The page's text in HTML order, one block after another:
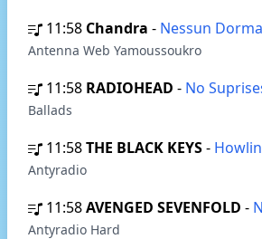
11:58 Chandra - Nessun
Antenna Web Yamoussoukro
11:58 RADIOHEAD - No
Ballads
11:58THE BLACK KEYS-
Antyradio
11:58AVENGED SEVENFOLD -
Antyradio Hard